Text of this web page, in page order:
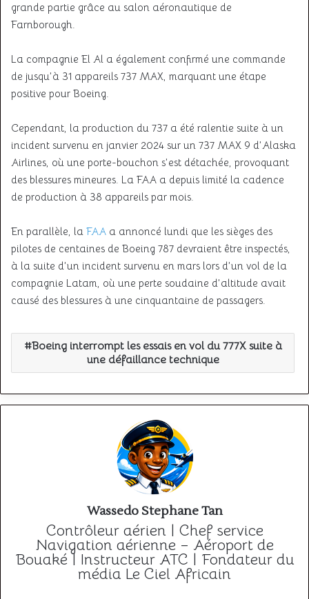
grande partie grâce au salon aéronautique de
Farnborough.
La compagnie El Al a également confirmé une commande
de jusqu’à 31 appareils 737 MAX, marquant une étape
positive pour Boeing.
Cependant, la production du 737 a été ralentie suite à un
incident survenu en janvier 2024 sur un 737 MAX 9 d’Alaska
Airlines, où une porte-bouchon s’est détachée, provoquant
des blessures mineures. La FAA a depuis limité la cadence
de production à 38 appareils par mois.
En parallèle, la FAA a annoncé lundi que les sièges des
pilotes de centaines de Boeing 787 devraient être inspectés,
à la suite d’un incident survenu en mars lors d’un vol de la
compagnie Latam, où une perte soudaine d’altitude avait
causé des blessures à une cinquantaine de passagers.
Boeing interrompt les essais en vol du 777X suite à
une défaillance technique
Wassedo Stephane Tan
Contrôleur aérien | Chef service
Navigation aérienne – Aéroport de
Bouaké | Instructeur ATC | Fondateur du
média Le Ciel Africain